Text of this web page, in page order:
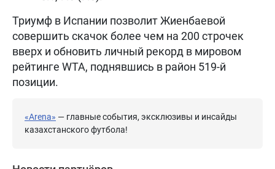
Триумф в Испании позволит Жиенбаевой
совершить скачок более чем на 200 строчек
вверх и обновить личный рекорд в мировом
рейтинге WTA, поднявшись в район 519-й
позиции.
«Arena» — главные события, эксклюзивы и инсайды
казахстанского футбола!